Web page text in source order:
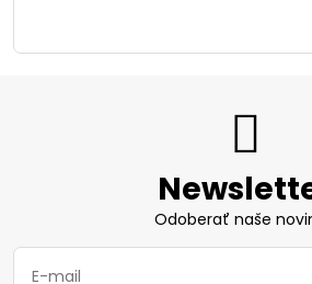
Odoberať naše